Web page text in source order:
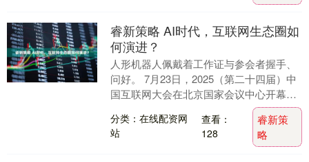
睿新策略 AI时代，互联网生态圈如
何演进？
人形机器人佩戴着工作证与参会者握手、
问好。 7月23日，2025（第二十四届）中
国互联网大会在北京国家会议中心开幕。
在举办开幕式的大会堂外，21世纪经济报
道记....
分类：在线配资网
站
查看：
128
睿新策
略